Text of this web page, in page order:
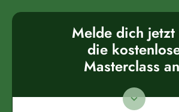
Melde dich
die
Masterclass